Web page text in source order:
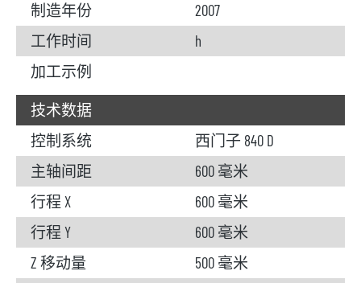
制造年份
2007
工作时间
h
加工示例
技术数据
控制系统
西门子 840 D
主轴间距
600 毫米
行程 X
600 毫米
行程 Y
600 毫米
Z 移动量
500 毫米